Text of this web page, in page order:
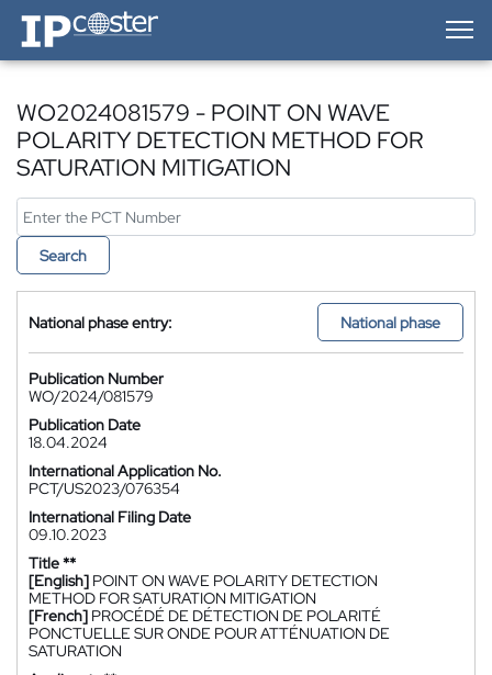
IP-Coster — Home
WO2024081579 - POINT ON WAVE
POLARITY DETECTION METHOD FOR
SATURATION MITIGATION
Search
National phase entry: National phase
Publication Number
WO/2024/081579
Publication Date
18.04.2024
International Application No.
PCT/US2023/076354
International Filing Date
09.10.2023
Title **
[English] POINT ON WAVE POLARITY DETECTION
METHOD FOR SATURATION MITIGATION
[French] PROCÉDÉ DE DÉTECTION DE POLARITÉ
PONCTUELLE SUR ONDE POUR ATTÉNUATION DE
SATURATION